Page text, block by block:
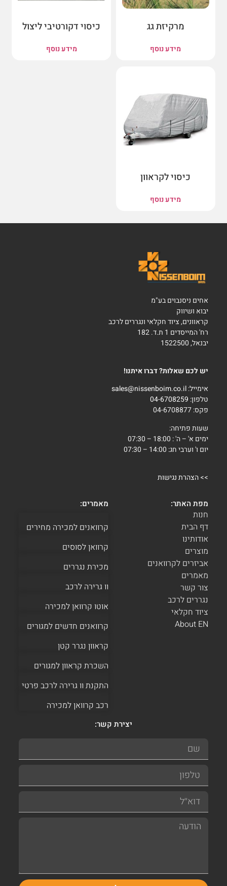
מרקיזת גג
מידע נוסף
כיסוי דקורטיבי ליצול
מידע נוסף
כיסוי לקראוון
מידע נוסף
אחים ניסנבוים בע"מ
יבוא ושיווק
קראוונים, ציוד חקלאי ונגררים לרכב
רח' המייסדים 1 ת.ד. 182
יבנאל, 1522500
יש לכם שאלות? דברו איתנו!
אימייל:sales@nissenboim.co.il
טלפון: 04-6708259
פקס: 04-6708877
שעות פתיחה:
ימים א' – ה' : 18:00 – 07:30
יום ו' וערבי חג: 14:00 – 07:30
>>הצהרת נגישות
מפת האתר:
חנות
דף הבית
אודותינו
מוצרים
אביזרים לקרוואנים
מאמרים
צור קשר
נגררים לרכב
ציוד חקלאי
About EN
מאמרים:
קרוואנים למכירה מחירים
קרוואן לסוסים
מכירת נגררים
וו גרירה לרכב
אוטו קרוואן למכירה
קרוואנים חדשים למגורים
קראוון נגרר קטן
השכרת קראוון למגורים
התקנת וו גרירה לרכב פרטי
רכב קרוואן למכירה
יצירת קשר: